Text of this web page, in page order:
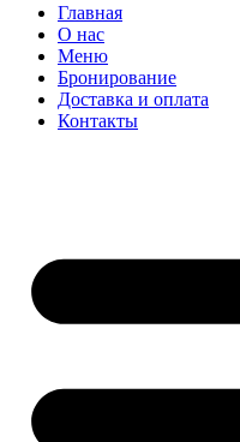
Главная
О нас
Меню
Бронирование
Доставка и оплата
Контакты